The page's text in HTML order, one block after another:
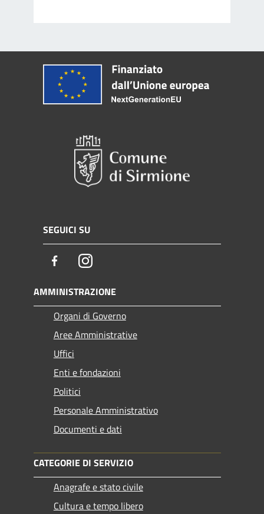
SEGUICI SU
FacebookInstagram
AMMINISTRAZIONE
Organi di Governo
Aree Amministrative
Uffici
Enti e fondazioni
Politici
Personale Amministrativo
Documenti e dati
CATEGORIE DI SERVIZIO
Anagrafe e stato civile
Cultura e tempo libero